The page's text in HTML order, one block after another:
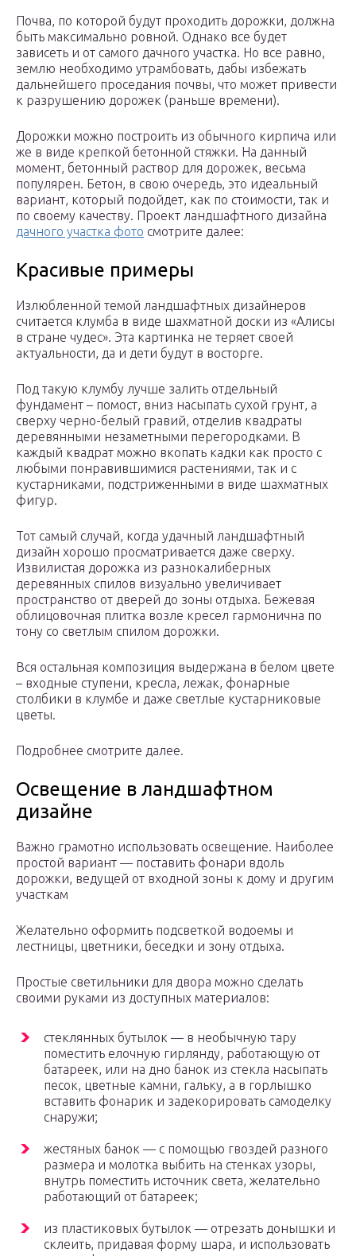
Почва, по которой будут проходить дорожки, должна
быть максимально ровной. Однако все будет
зависеть и от самого дачного участка. Но все равно,
землю необходимо утрамбовать, дабы избежать
дальнейшего проседания почвы, что может привести
к разрушению дорожек (раньше времени).
Дорожки можно построить из обычного кирпича или
же в виде крепкой бетонной стяжки. На данный
момент, бетонный раствор для дорожек, весьма
популярен. Бетон, в свою очередь, это идеальный
вариант, который подойдет, как по стоимости, так и
по своему качеству. Проект ландшафтного дизайна
дачного участка фото смотрите далее:
Красивые примеры
Излюбленной темой ландшафтных дизайнеров
считается клумба в виде шахматной доски из «Алисы
в стране чудес». Эта картинка не теряет своей
актуальности, да и дети будут в восторге.
Под такую клумбу лучше залить отдельный
фундамент – помост, вниз насыпать сухой грунт, а
сверху черно-белый гравий, отделив квадраты
деревянными незаметными перегородками. В
каждый квадрат можно вкопать кадки как просто с
любыми понравившимися растениями, так и с
кустарниками, подстриженными в виде шахматных
фигур.
Тот самый случай, когда удачный ландшафтный
дизайн хорошо просматривается даже сверху.
Извилистая дорожка из разнокалиберных
деревянных спилов визуально увеличивает
пространство от дверей до зоны отдыха. Бежевая
облицовочная плитка возле кресел гармонична по
тону со светлым спилом дорожки.
Вся остальная композиция выдержана в белом цвете
– входные ступени, кресла, лежак, фонарные
столбики в клумбе и даже светлые кустарниковые
цветы.
Подробнее смотрите далее.
Освещение в ландшафтном
дизайне
Важно грамотно использовать освещение. Наиболее
простой вариант — поставить фонари вдоль
дорожки, ведущей от входной зоны к дому и другим
участкам
Желательно оформить подсветкой водоемы и
лестницы, цветники, беседки и зону отдыха.
Простые светильники для двора можно сделать
своими руками из доступных материалов:
стеклянных бутылок — в необычную тару
поместить елочную гирлянду, работающую от
батареек, или на дно банок из стекла насыпать
песок, цветные камни, гальку, а в горлышко
вставить фонарик и задекорировать самоделку
снаружи;
жестяных банок — с помощью гвоздей разного
размера и молотка выбить на стенках узоры,
внутрь поместить источник света, желательно
работающий от батареек;
из пластиковых бутылок — отрезать донышки и
склеить, придавая форму шара, и использовать